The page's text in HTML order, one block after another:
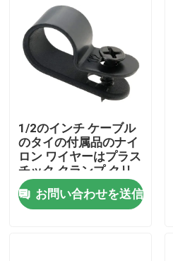
1/2のインチ ケーブル
のタイの付属品のナイ
ロン ワイヤーはプラス
チック クランプ クリ
ップ1.2mm Thincness
を修理した
お問い合わせを送信